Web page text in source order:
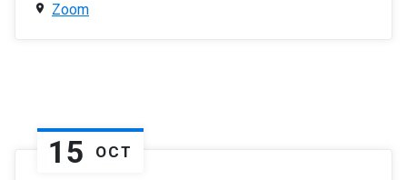
Zoom
15 OCT